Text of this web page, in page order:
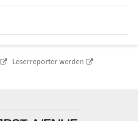
Leserreporter werden